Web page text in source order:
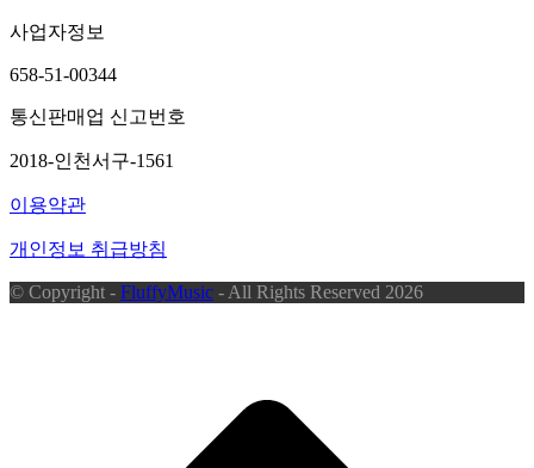
사업자정보
658-51-00344
통신판매업 신고번호
2018-인천서구-1561
이용약관
개인정보 취급방침
© Copyright - FluffyMusic - All Rights Reserved 2026